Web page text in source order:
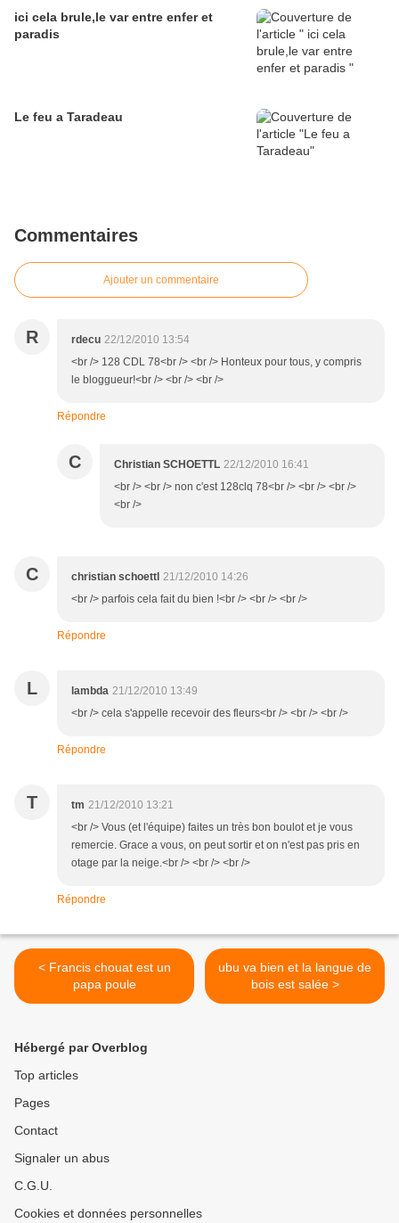
ici cela brule,le var entre enfer et
paradis
Le feu a Taradeau
Commentaires
Ajouter un commentaire
R rdecu 22/12/2010 13:54
<br /> 128 CDL 78<br /> <br /> Honteux pour tous, y compris
le bloggueur!<br /> <br /> <br />
Répondre
C Christian SCHOETTL 22/12/2010 16:41
<br /> <br /> non c'est 128clq 78<br /> <br /> <br />
<br />
C christian schoettl 21/12/2010 14:26
<br /> parfois cela fait du bien !<br /> <br /> <br />
Répondre
L lambda 21/12/2010 13:49
<br /> cela s'appelle recevoir des fleurs<br /> <br /> <br />
Répondre
T tm 21/12/2010 13:21
<br /> Vous (et l'équipe) faites un très bon boulot et je vous
remercie. Grace a vous, on peut sortir et on n'est pas pris en
otage par la neige.<br /> <br /> <br />
Répondre
< Francis chouat est un
papa poule
ubu va bien et la langue de
bois est salée >
Hébergé par Overblog
Top articles
Pages
Contact
Signaler un abus
C.G.U.
Cookies et données personnelles